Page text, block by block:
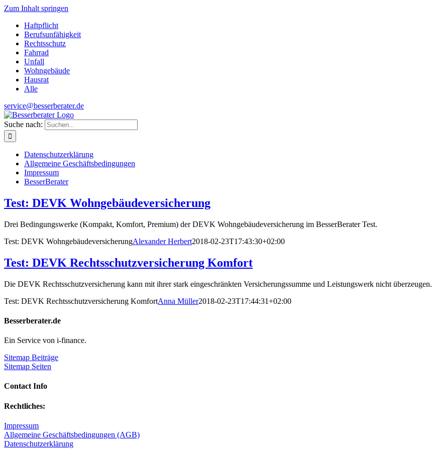
Zum Inhalt springen
Haftpflicht
Berufsunfähigkeit
Rechtsschutz
Fahrrad
Unfall
Wohngebäude
Hausrat
Alle
service@besserberater.de
Suche nach:
Datenschutzerklärung
Allgemeine Geschäftsbedingungen
Impressum
BesserBerater
Test: DEVK Wohngebäudeversicherung
Drei Bedingungswerke (Kompakt, Komfort, Premium) der DEVK Wohngebäudeversicherung im BesserBerater Test.
Test: DEVK WohngebäudeversicherungAlexander Herbert2018-02-23T17:43:30+02:00
Test: DEVK Rechtsschutzversicherung Komfort
Die DEVK Rechtsschutzversicherung kann mit ihrer stark eingeschränkten Versicherungssumme und Leistungswerk nicht überzeugen.
Test: DEVK Rechtsschutzversicherung KomfortAnna Müller2018-02-23T17:44:31+02:00
Besserberater.de
Ein Service von i-finance.
Sitemap Beiträge
Sitemap Seiten
Contact Info
Rechtliches:
Impressum
Allgemeine Geschäftsbedingungen (AGB)
Datenschutzerklärung